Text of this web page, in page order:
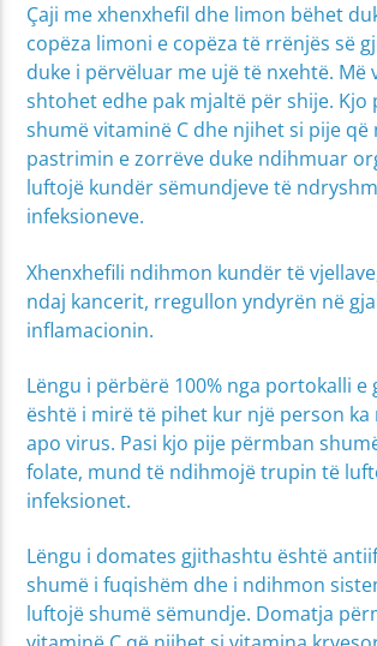
Çaji me xhenxhefil dhe limon bëhet
copëza limoni e copëza të rrënjës së
duke i përvëluar me ujë të nxehtë. Më
shtohet edhe pak mjaltë për shije. Kjo
shumë vitaminë C dhe njihet si pije
pastrimin e zorrëve duke ndihmuar
luftojë kundër sëmundjeve të
infeksioneve.
Xhenxhefili ndihmon kundër të
ndaj kancerit, rregullon yndyrën në
inflamacionin.
Lëngu i përbërë 100% nga portokalli
është i mirë të pihet kur një person
apo virus. Pasi kjo pije përmban
folate, mund të ndihmojë trupin të
infeksionet.
Lëngu i domates gjithashtu është
shumë i fuqishëm dhe i ndihmon
luftojë shumë sëmundje. Domatja